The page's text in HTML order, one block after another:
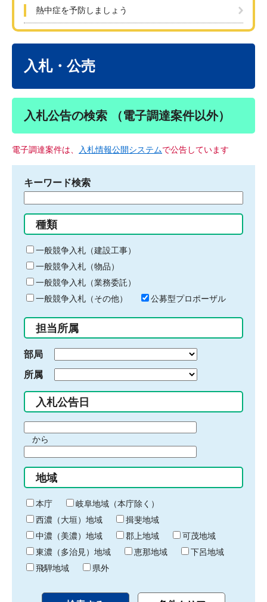
熱中症を予防しましょう
入札・公売
入札公告の検索 （電子調達案件以外）
電子調達案件は、 入札情報公開システムで公告しています
キーワード検索
る
キ
ー
ワ
ー
ド
入
力
種類
一般競争入札（建設工事）
一般競争入札（物品）
一般競争入札（業務委託）
一般競争入札（その他）
公募型プロポーザル
担当所属
部局
所属
入札公告日
間
始
り
から
間
終
わ
り
地域
本庁
岐阜地域（本庁除く）
西濃（大垣）地域
揖斐地域
中濃（美濃）地域
郡上地域
可茂地域
東濃（多治見）地域
恵那地域
下呂地域
飛騨地域
県外